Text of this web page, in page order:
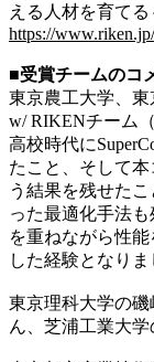
える人材を育てる
https://
■受賞チームのコ
東京農工大学、
w/ RIKENチーム
高校時代に
たこと、そして
う結果を残せた
った最適化手法
を重ねながら性
した経験となりま
東京理科大学の
ん、芝浦工業大